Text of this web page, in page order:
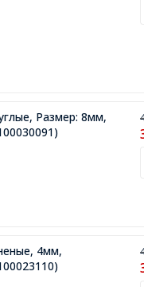
Размер: 8мм,
4мм,